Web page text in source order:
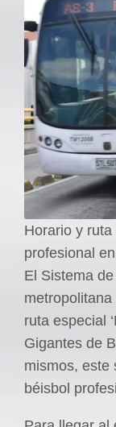
OPINIÓN
Contactenos
facebook
Twitter
Instagram
Registro ISSN:
Horario y
profesional
El Sistema
ruta especial
Gigantes de
mismos, este
béisbol